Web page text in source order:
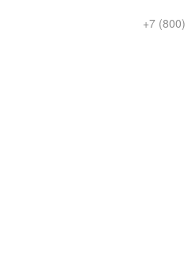
+7 (800)